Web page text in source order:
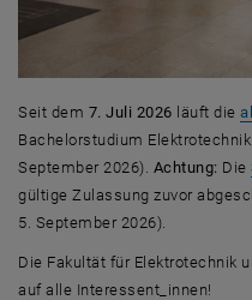
Seit dem 7. Juli 2026 läuft die
Bachelorstudium
September 2026). Achtung: Die
gültige Zulassung zuvor
5. September 2026).
Die Fakultät für Elektrotechnik
auf alle Interessent_innen!